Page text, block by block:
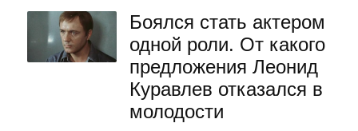
Боялся стать актером
одной роли. От какого
предложения Леонид
Куравлев отказался в
молодости